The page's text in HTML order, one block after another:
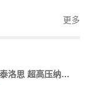
碰撞力和空穴
更多
TRILOS 泰洛思 超高压纳米均质机 ND1000